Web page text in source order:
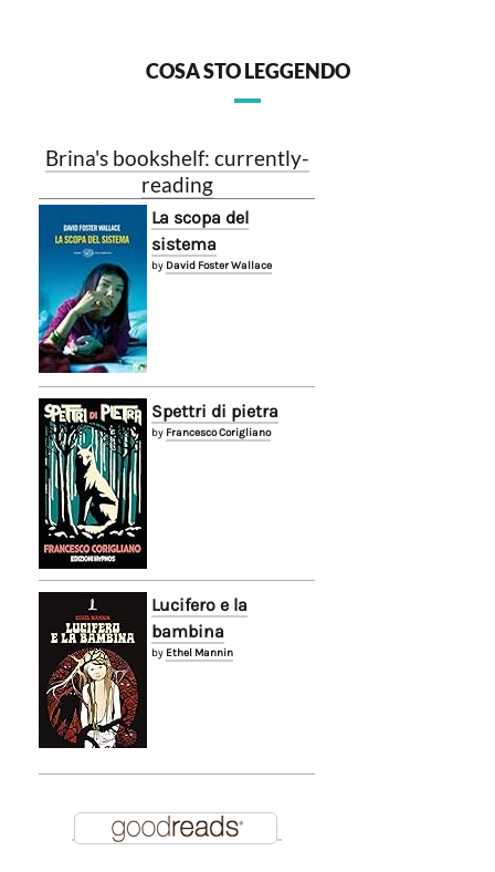
COSA STO LEGGENDO
Brina's bookshelf: currently-
reading
La scopa del
sistema
by David Foster Wallace
Spettri di pietra
by Francesco Corigliano
Lucifero e la
bambina
by Ethel Mannin